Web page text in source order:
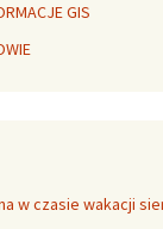
GIS
w czasie wakacji